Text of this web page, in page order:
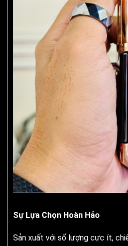
Sự Lựa Chọn Hoàn Hảo
Sản xuất với số lượng cực ít,